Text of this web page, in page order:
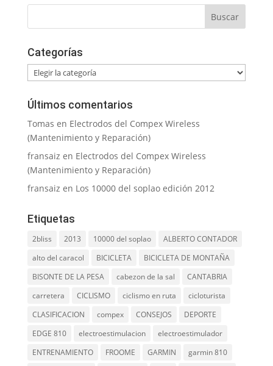
Categorías
Categorías
Últimos comentarios
Tomas en Electrodos del Compex Wireless
(Mantenimiento y Reparación)
fransaiz en Electrodos del Compex Wireless
(Mantenimiento y Reparación)
fransaiz en Los 10000 del soplao edición 2012
Etiquetas
2bliss 2013 10000 del soplao
ALBERTO CONTADOR
alto del caracol
BICICLETA
BICICLETA DE MONTAÑA
BISONTE DE LA PESA
cabezon de la sal
CANTABRIA
carretera
CICLISMO ciclismo en ruta
cicloturista
CLASIFICACION
compex CONSEJOS
DEPORTE
EDGE 810
electroestimulacion
electroestimulador
ENTRENAMIENTO
FROOME GARMIN garmin 810